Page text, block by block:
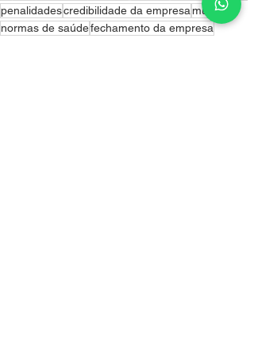
penalidadescredibilidade da empresa multas
normas de saúdefechamento da empresa